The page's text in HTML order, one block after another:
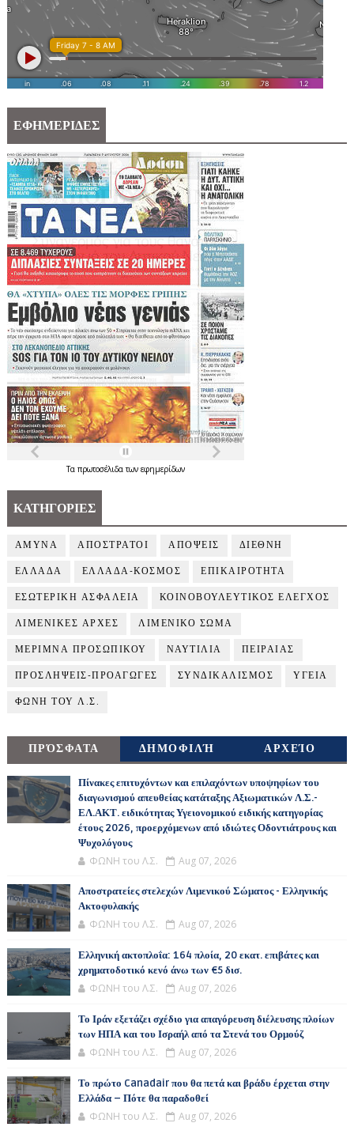
ΕΦΗΜΕΡΙΔΕΣ
Τα πρωτοσέλιδατων εφημερίδων
ΚΑΤΗΓΟΡΙΕΣ
ΑΜΥΝΑ ΑΠΟΣΤΡΑΤΟΙ ΑΠΟΨΕΙΣ ΔΙΕΘΝΗ
ΕΛΛΑΔΑ ΕΛΛΑΔΑ-ΚΟΣΜΟΣ ΕΠΙΚΑΙΡΟΤΗΤΑ
ΕΣΩΤΕΡΙΚΗ ΑΣΦΑΛΕΙΑ ΚΟΙΝΟΒΟΥΛΕΥΤΙΚΟΣ ΕΛΕΓΧΟΣ
ΛΙΜΕΝΙΚΕΣ ΑΡΧΕΣ ΛΙΜΕΝΙΚΟ ΣΩΜΑ
ΜΕΡΙΜΝΑ ΠΡΟΣΩΠΙΚΟΥ ΝΑΥΤΙΛΙΑ ΠΕΙΡΑΙΑΣ
ΠΡΟΣΛΗΨΕΙΣ-ΠΡΟΑΓΩΓΕΣ ΣΥΝΔΙΚΑΛΙΣΜΟΣ ΥΓΕΙΑ
ΦΩΝΗ ΤΟΥ Λ.Σ.
ΠΡΌΣΦΑΤΑ ΔΗΜΟΦΙΛΉ ΑΡΧΕΊΟ
Πίνακες επιτυχόντων και επιλαχόντων υποψηφίων του
διαγωνισμού απευθείας κατάταξης Αξιωματικών Λ.Σ.-
ΕΛ.ΑΚΤ. ειδικότητας Υγειονομικού ειδικής κατηγορίας
έτους 2026, προερχόμενων από ιδιώτες Οδοντιάτρους και
Ψυχολόγους
ΦΩΝΗ του Λ.Σ. Aug 07, 2026
Αποστρατείες στελεχών Λιμενικού Σώματος - Ελληνικής
Ακτοφυλακής
ΦΩΝΗ του Λ.Σ. Aug 07, 2026
Ελληνική ακτοπλοΐα: 164 πλοία, 20 εκατ. επιβάτες και
χρηματοδοτικό κενό άνω των €5 δισ.
ΦΩΝΗ του Λ.Σ. Aug 07, 2026
Το Ιράν εξετάζει σχέδιο για απαγόρευση διέλευσης πλοίων
των ΗΠΑ και του Ισραήλ από τα Στενά του Ορμούζ
ΦΩΝΗ του Λ.Σ. Aug 07, 2026
Το πρώτο Canadair που θα πετά και βράδυ έρχεται στην
Ελλάδα – Πότε θα παραδοθεί
ΦΩΝΗ του Λ.Σ. Aug 07, 2026